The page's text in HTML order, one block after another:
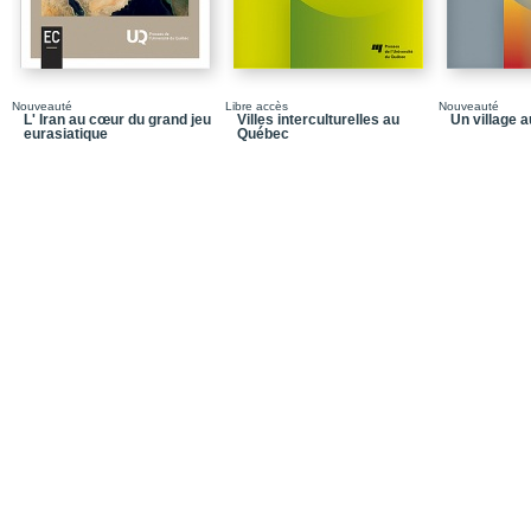
Chapitre 10 : Le
Chapitre 11 : Les
Nouveauté
L' Iran au cœur du grand jeu
eurasiatique
Libre accès
Villes interculturelles au
Québec
Nouveauté
Un village